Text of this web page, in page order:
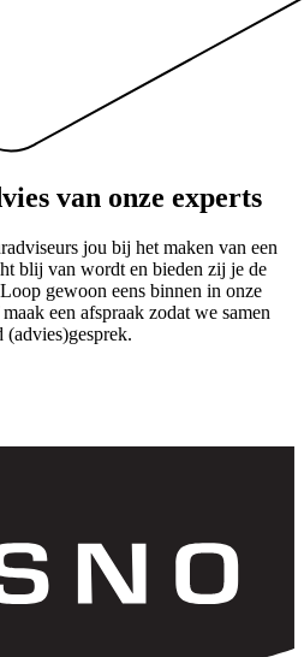
van onze experts
jou bij het maken van een
blij van wordt en bieden zij je de
gewoon eens binnen in onze
een afspraak zodat we samen
(advies)gesprek.